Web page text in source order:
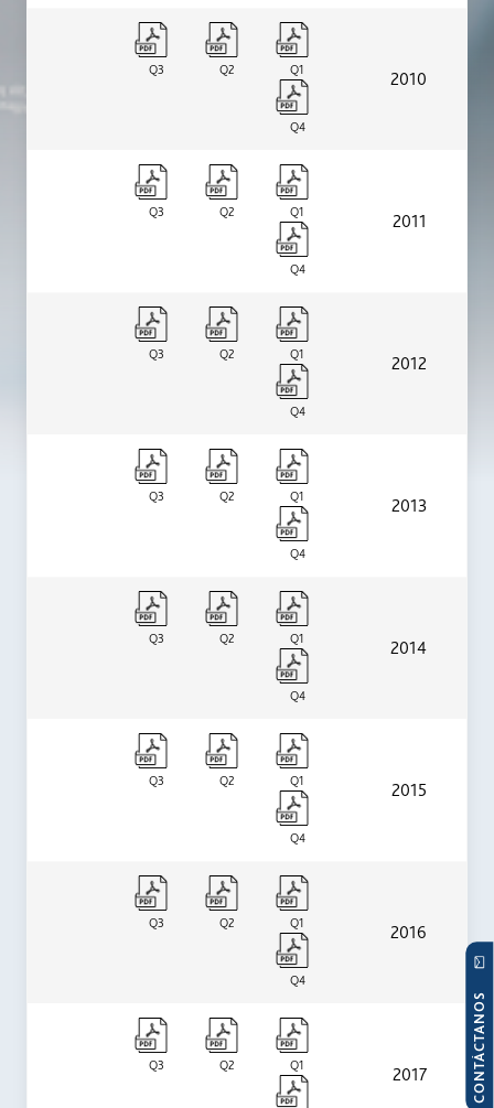
2010
Q1
Q2
Q3
Q4
2011
Q1
Q2
Q3
Q4
2012
Q1
Q2
Q3
Q4
2013
Q1
Q2
Q3
Q4
2014
Q1
Q2
Q3
Q4
2015
Q1
Q2
Q3
Q4
2016
Q1
Q2
Q3
Q4
2017
Q1
Q2
Q3 CONTÁCTANOS